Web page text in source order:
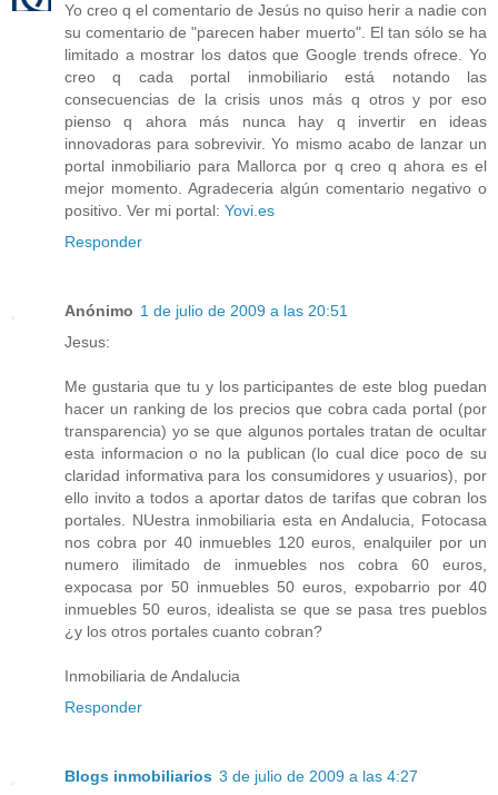
Yo creo q el comentario de Jesús no quiso herir a nadie con
su comentario de "parecen haber muerto". El tan sólo se ha
limitado a mostrar los datos que Google trends ofrece. Yo
creo q cada portal inmobiliario está notando las
consecuencias de la crisis unos más q otros y por eso
pienso q ahora más nunca hay q invertir en ideas
innovadoras para sobrevivir. Yo mismo acabo de lanzar un
portal inmobiliario para Mallorca por q creo q ahora es el
mejor momento. Agradeceria algún comentario negativo o
positivo. Ver mi portal: Yovi.es
Responder
Anónimo 1 de julio de 2009 a las 20:51
Jesus:
Me gustaria que tu y los participantes de este blog puedan
hacer un ranking de los precios que cobra cada portal (por
transparencia) yo se que algunos portales tratan de ocultar
esta informacion o no la publican (lo cual dice poco de su
claridad informativa para los consumidores y usuarios), por
ello invito a todos a aportar datos de tarifas que cobran los
portales. NUestra inmobiliaria esta en Andalucia, Fotocasa
nos cobra por 40 inmuebles 120 euros, enalquiler por un
numero ilimitado de inmuebles nos cobra 60 euros,
expocasa por 50 inmuebles 50 euros, expobarrio por 40
inmuebles 50 euros, idealista se que se pasa tres pueblos
¿y los otros portales cuanto cobran?
Inmobiliaria de Andalucia
Responder
Blogs inmobiliarios 3 de julio de 2009 a las 4:27